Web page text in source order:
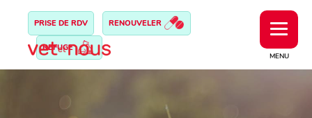
MENU
PRISE DE RDV RENOUVELER
REFUGE